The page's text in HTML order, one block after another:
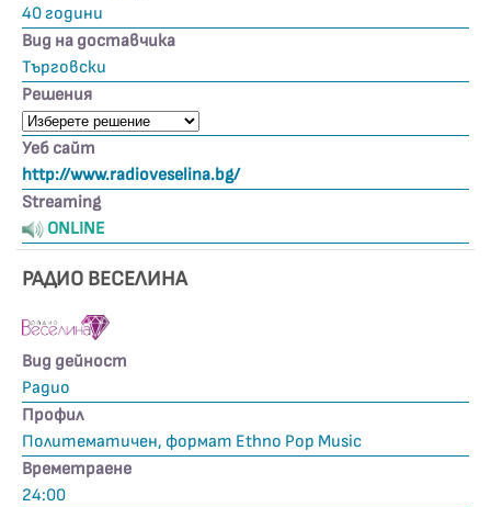
40 години
Вид на доставчика
Търговски
Решения
Уеб сайт
http://www.radioveselina.bg/
Streaming
ONLINE
РАДИО ВЕСЕЛИНА
Вид дейност
Радио
Профил
Политематичен, формат Ethno Pop Music
Времетраене
24:00